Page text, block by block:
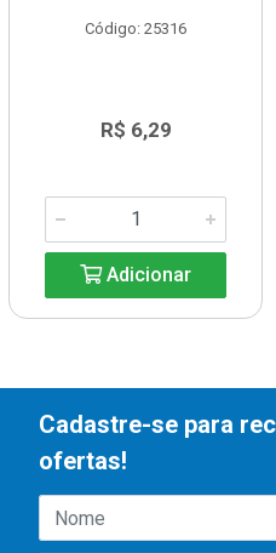
Código: 25316
R$ 6,29
Adicionar
Cadastre-se para
ofertas!